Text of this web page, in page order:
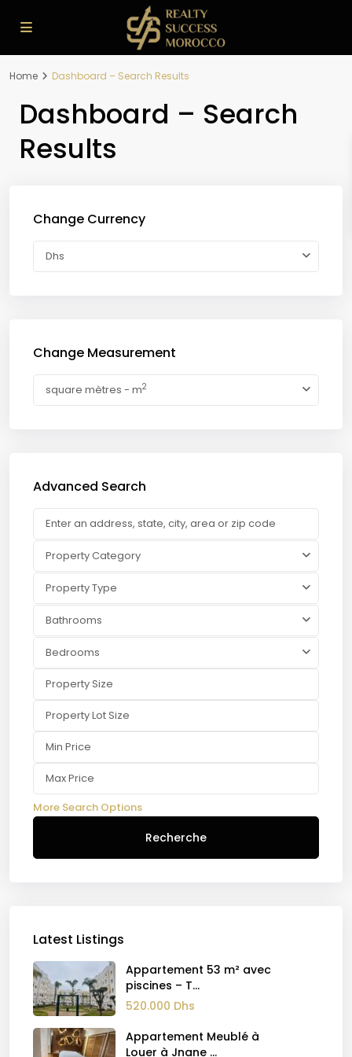
Home Dashboard – Search Results
Dashboard – Search
Results
Change Currency
Dhs
Change Measurement
square mètres - m2
Advanced Search
Property Category
Property Type
Bathrooms
Bedrooms
More Search Options
Recherche
Latest Listings
Appartement 53 m² avec
piscines – T...
520.000 Dhs
Appartement Meublé à
Louer à Jnane ...